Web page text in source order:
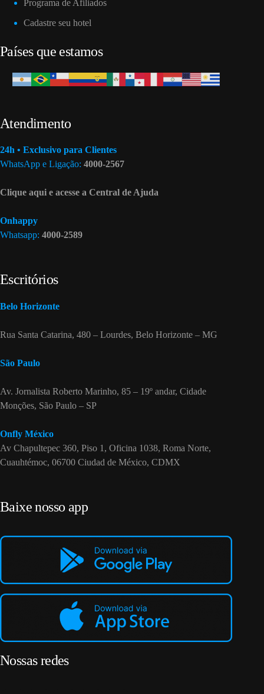
Programa de Afiliados
Cadastre seu hotel
Países que estamos
Atendimento
24h • Exclusivo para Clientes
WhatsApp e Ligação: 4000-2567
Clique aqui e acesse a Central de Ajuda
Onhappy
Whatsapp: 4000-2589
Escritórios
Belo Horizonte
Rua Santa Catarina, 480 – Lourdes, Belo Horizonte – MG
São Paulo
Av. Jornalista Roberto Marinho, 85 – 19º andar, Cidade
Monções, São Paulo – SP
Onfly México
Av Chapultepec 360, Piso 1, Oficina 1038, Roma Norte,
Cuauhtémoc, 06700 Ciudad de México, CDMX
Baixe nosso app
Nossas redes